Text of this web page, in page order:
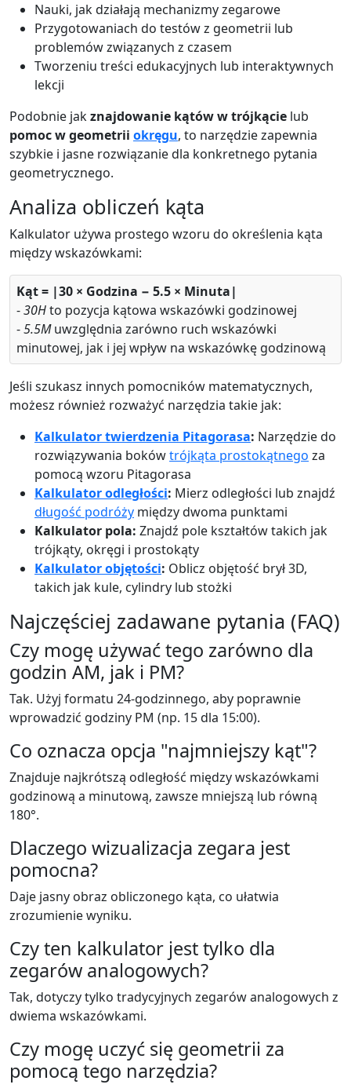
Nauki, jak działają mechanizmy zegarowe
Przygotowaniach do testów z geometrii lub
problemów związanych z czasem
Tworzeniu treści edukacyjnych lub interaktywnych
lekcji
Podobnie jakznajdowanie kątów w trójkącie lub
pomoc w geometrii okręgu, to narzędzie zapewnia
szybkie i jasne rozwiązanie dla konkretnego pytania
geometrycznego.
Analiza obliczeń kąta
Kalkulator używa prostego wzoru do określenia kąta
między wskazówkami:
Kąt = |30 × Godzina − 5.5 × Minuta|
-30Hto pozycja kątowa wskazówki godzinowej
-5.5Muwzględnia zarówno ruch wskazówki
minutowej, jak i jej wpływ na wskazówkę godzinową
Jeśli szukasz innych pomocników matematycznych,
możesz również rozważyć narzędzia takie jak:
Kalkulator twierdzenia Pitagorasa: Narzędzie do
rozwiązywania bokówtrójkąta prostokątnego za
pomocą wzoru Pitagorasa
Kalkulator odległości: Mierz odległości lub znajdź
długość podróży między dwoma punktami
Kalkulator pola: Znajdź pole kształtów takich jak
trójkąty, okręgi i prostokąty
Kalkulator objętości: Oblicz objętość brył 3D,
takich jak kule, cylindry lub stożki
Najczęściej zadawane pytania (FAQ)
Czy mogę używać tego zarówno dla
godzin AM, jak i PM?
Tak. Użyj formatu 24-godzinnego, aby poprawnie
wprowadzić godziny PM (np. 15 dla 15:00).
Co oznacza opcja "najmniejszy kąt"?
Znajduje najkrótszą odległość między wskazówkami
godzinową a minutową, zawsze mniejszą lub równą
180°.
Dlaczego wizualizacja zegara jest
pomocna?
Daje jasny obraz obliczonego kąta, co ułatwia
zrozumienie wyniku.
Czy ten kalkulator jest tylko dla
zegarów analogowych?
Tak, dotyczy tylko tradycyjnych zegarów analogowych z
dwiema wskazówkami.
Czy mogę uczyć się geometrii za
pomocą tego narzędzia?